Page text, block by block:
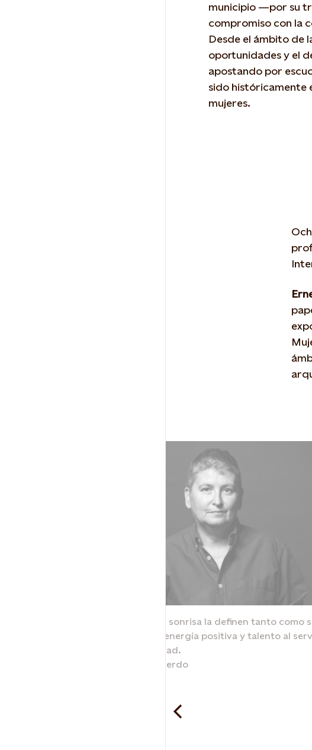
municipio —por su
compromiso con la
Desde el ámbito de
oportunidades y el
apostando por
sido históricamente
mujeres.
Su humor y su sonrisa la definen tanto como
compromiso: energía positiva y talento al
de la comunidad.
Anabella Izquierdo